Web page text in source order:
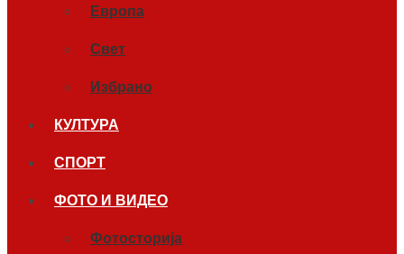
Европа
Свет
Избрано
КУЛТУРА
СПОРТ
ФОТО И ВИДЕО
Фотосторија